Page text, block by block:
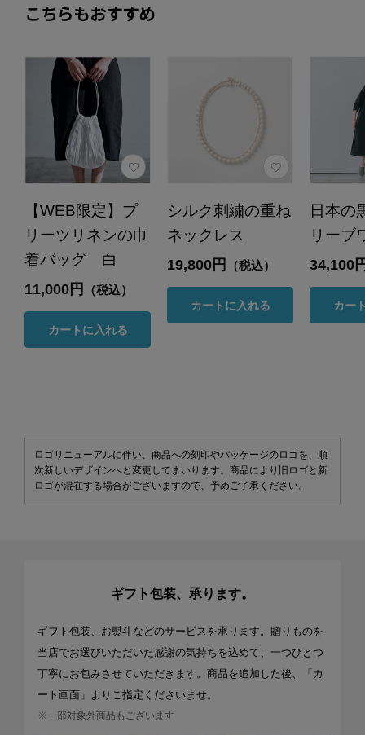
こちらもおすすめ
【WEB限定】プ
リーツリネンの巾
着バッグ 白
11,000円 （税込）
カートに入れる
シルク刺繍の重ね
ネックレス
19,800円 （税込）
カートに入れる
日本
リーブ
34,100
カー
ロゴリニューアルに伴い、商品への刻印やパッケージのロゴを、順
次新しいデザインへと変更してまいります。商品により旧ロゴと新
ロゴが混在する場合がございますので、予めご了承ください。
ギフト包装、承ります。
ギフト包装、お熨斗などのサービスを承ります。贈りものを
当店でお選びいただいた感謝の気持ちを込めて、一つひとつ
丁寧にお包みさせていただきます。商品を追加した後、「カ
ート画面」よりご指定くださいませ。
※一部対象外商品もございます